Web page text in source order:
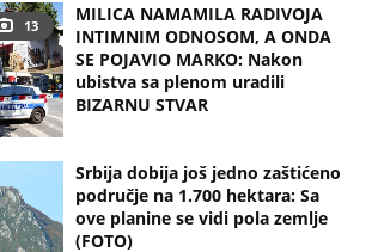
13
MILICA NAMAMILA RADIVOJA
INTIMNIM ODNOSOM, A ONDA
SE POJAVIO MARKO: Nakon
ubistva sa plenom uradili
BIZARNU STVAR
Srbija dobija još jedno zaštićeno
područje na 1.700 hektara: Sa
ove planine se vidi pola zemlje
(FOTO)